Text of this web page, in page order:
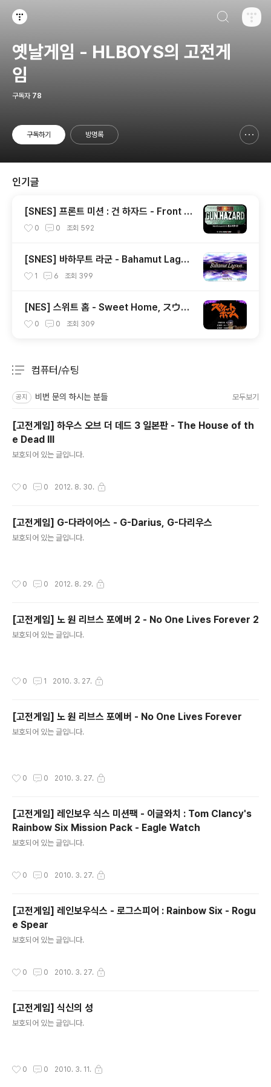
옛날게임 - HLBOYS의 고전게
임
구독자 78
구독하기 방명록
인기글
[SNES] 프론트 미션 : 건 하자드 - Front M
ission : Gun Hazard, フロントミッショ
0 0 조회 592
[SNES] 바하무트 라군 - Bahamut Lagoo
n, バハムート ラグーン
1 6 조회 399
[NES] 스위트 홈 - Sweet Home, スウィ
ートホーム
0 0 조회 309
컴퓨터/슈팅
공지 비번 문의 하시는 분들 모두보기
[고전게임] 하우스 오브 더 데드 3 일본판 - The House of th
e Dead III
보호되어 있는 글입니다.
0 0 2012. 8. 30.
[고전게임] G-다라이어스 - G-Darius, G-다리우스
보호되어 있는 글입니다.
0 0 2012. 8. 29.
[고전게임] 노 원 리브스 포에버 2 - No One Lives Forever 2
보호되어 있는 글입니다.
0 1 2010. 3. 27.
[고전게임] 노 원 리브스 포에버 - No One Lives Forever
보호되어 있는 글입니다.
0 0 2010. 3. 27.
[고전게임] 레인보우 식스 미션팩 - 이글와치 : Tom Clancy's
Rainbow Six Mission Pack - Eagle Watch
보호되어 있는 글입니다.
0 0 2010. 3. 27.
[고전게임] 레인보우식스 - 로그스피어 : Rainbow Six - Rogu
e Spear
보호되어 있는 글입니다.
0 0 2010. 3. 27.
[고전게임] 식신의 성
보호되어 있는 글입니다.
0 0 2010. 3. 11.